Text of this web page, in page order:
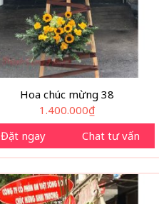
Hoa chúc mừng 38
1.400.000₫
Đặt ngay
Chat tư vấn